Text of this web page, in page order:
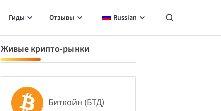
Гиды Отзывы Russian
Живые крипто-рынки
Биткойн (БТД)